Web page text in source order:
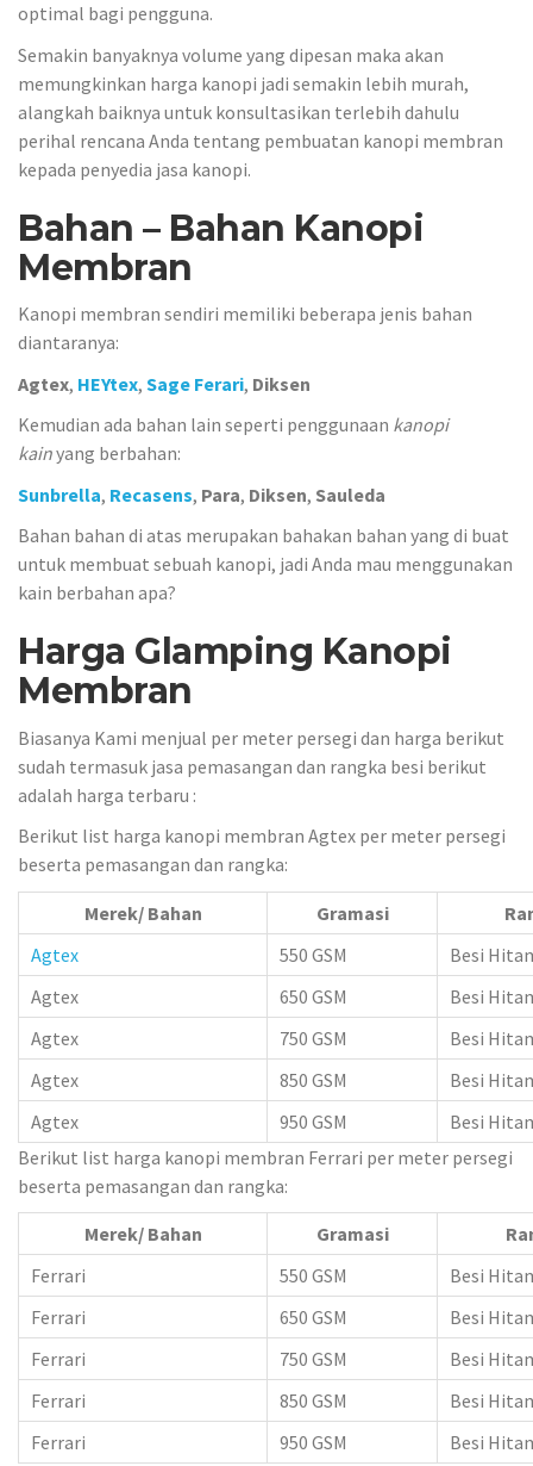
optimal bagi pengguna.
Semakin banyaknya volume yang dipesan maka akan
memungkinkan harga kanopi jadi semakin lebih murah,
alangkah baiknya untuk konsultasikan terlebih dahulu
perihal rencana Anda tentang pembuatan kanopi membran
kepada penyedia jasa kanopi.
Bahan – Bahan Kanopi
Membran
Kanopi membran sendiri memiliki beberapa jenis bahan
diantaranya:
Agtex, HEYtex, Sage Ferari, Diksen
Kemudian ada bahan lain seperti penggunaan kanopi
kainyang berbahan:
Sunbrella, Recasens, Para, Diksen, Sauleda
Bahan bahan di atas merupakan bahakan bahan yang di buat
untuk membuat sebuah kanopi, jadi Anda mau menggunakan
kain berbahan apa?
Harga Glamping Kanopi
Membran
Biasanya Kami menjual per meter persegi dan harga berikut
sudah termasuk jasa pemasangan dan rangka besi berikut
adalah harga terbaru :
Berikut list harga kanopi membran Agtex per meter persegi
beserta pemasangan dan rangka:
Merek/ Bahan Gramasi
Agtex
550 GSM
Besi
Agtex
650 GSM
Besi
Agtex
750 GSM
Besi
Agtex
850 GSM
Besi
Agtex
950 GSM
Besi
Berikut list harga kanopi membran Ferrari per meter persegi
beserta pemasangan dan rangka:
Merek/ Bahan Gramasi
Ferrari
550 GSM
Besi
Ferrari
650 GSM
Besi
Ferrari
750 GSM
Besi
Ferrari
850 GSM
Besi
Ferrari
950 GSM Besi